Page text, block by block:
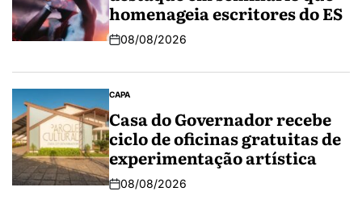
homenageia escritores do ES
08/08/2026
CAPA
Casa do Governador recebe
ciclo de oficinas gratuitas de
experimentação artística
08/08/2026